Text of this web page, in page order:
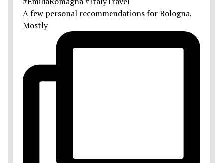
A few personal recommendations for Bologna.
Mostly